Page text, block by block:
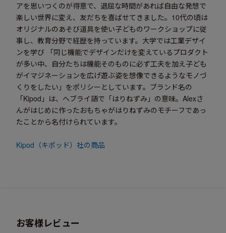
アを思いつくのが得意で、退屈な時間があれば自由な発想で
楽しい世界に変え、友だちを喜ばせてきました。10代の頃は
オリジナルのあそび道具を使い子どものワークショップに従
事し、教育分野で経歴を持っています。大学では工業デザイ
ンを学び 「同じ機能でデザインだけを変えているプロダクト
が多い中、自分たちは機能そのものに必ず工夫を加え子ども
がイマジネーションを広げ遊ぶ姿を想像できるようなモノづ
くりをしたい」をポリシーとしています。ブランド名の
「Kipod」は、ヘブライ語で「はりねずみ」の意味。Alexさ
んがはじめに作ったおもちゃがはりねずみのモチーフであっ
たことから名付けられています。
Kipod（キポッド）社の商品
お客様レビュー